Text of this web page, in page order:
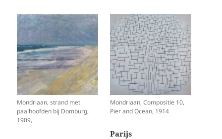
Mondriaan, strand met
paalhoofden bij Domburg,
1909,
Mondriaan, Compositie 10,
Pier and Ocean, 1914
Parijs